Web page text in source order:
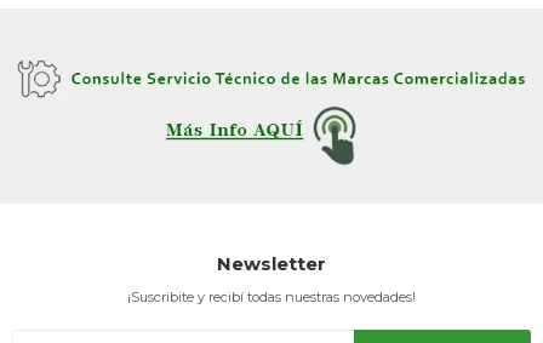
Newsletter
¡Suscribite y recibí todas nuestras novedades!